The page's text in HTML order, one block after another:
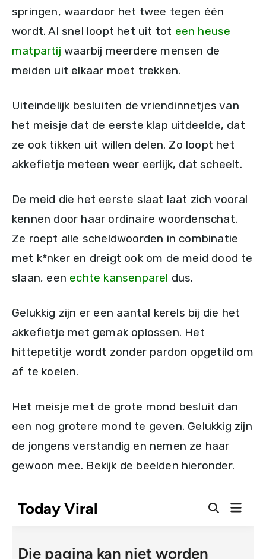
springen, waardoor het twee tegen één
wordt. Al snel loopt het uit tot een heuse
matpartij waarbij meerdere mensen de
meiden uit elkaar moet trekken.
Uiteindelijk besluiten de vriendinnetjes van
het meisje dat de eerste klap uitdeelde, dat
ze ook tikken uit willen delen. Zo loopt het
akkefietje meteen weer eerlijk, dat scheelt.
De meid die het eerste slaat laat zich vooral
kennen door haar ordinaire woordenschat.
Ze roept alle scheldwoorden in combinatie
met k*nker en dreigt ook om de meid dood te
slaan, een echte kansenparel dus.
Gelukkig zijn er een aantal kerels bij die het
akkefietje met gemak oplossen. Het
hittepetitje wordt zonder pardon opgetild om
af te koelen.
Het meisje met de grote mond besluit dan
een nog grotere mond te geven. Gelukkig zijn
de jongens verstandig en nemen ze haar
gewoon mee. Bekijk de beelden hieronder.